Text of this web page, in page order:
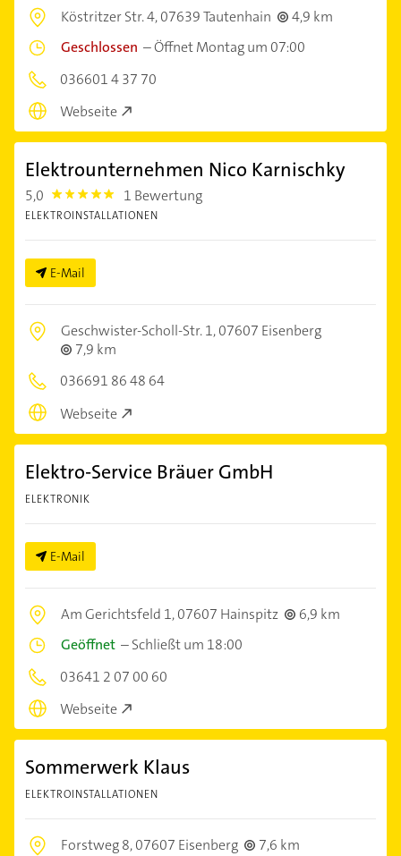
Köstritzer Str. 4,07639 Tautenhain
4,9 km
Geschlossen –Öffnet Montag um 07:00
036601 4 37 70
Webseite
Elektrounternehmen Nico Karnischky
5,0 5.0 1 Bewertung
ELEKTROINSTALLATIONEN
E-Mail
Geschwister-Scholl-Str. 1,07607 Eisenberg
7,9 km
036691 86 48 64
Webseite
Elektro-Service Bräuer GmbH
ELEKTRONIK
E-Mail
Am Gerichtsfeld 1,07607 Hainspitz
6,9 km
Geöffnet –Schließt um 18:00
03641 2 07 00 60
Webseite
Sommerwerk Klaus
ELEKTROINSTALLATIONEN
Forstweg 8,07607 Eisenberg
7,6 km